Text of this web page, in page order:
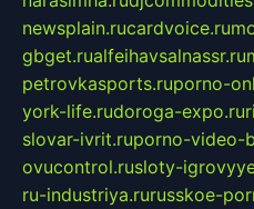
newsplain.rucardvoice.ru
gbget.rualfeihavsalnassr.ru
petrovkasports.ruporno-
york-life.rudoroga-expo.ru
slovar-ivrit.ruporno-video-
ovucontrol.rusloty-
ru-industriya.rurusskoe-